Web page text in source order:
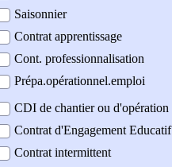
Saisonnier
Contrat apprentissage
Cont. professionnalisation
Prépa.opérationnel.emploi
CDI de chantier ou d'opération
Contrat d'Engagement Educatif
Contrat intermittent